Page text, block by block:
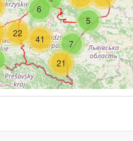
6
5
41
21
7
22